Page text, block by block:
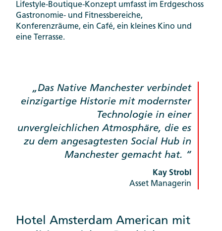
Lifestyle-Boutique-Konzept umfasst im Erdgeschoss
Gastronomie- und Fitnessbereiche,
Konferenzräume, ein Café, ein kleines Kino und
eine Terrasse.
Das Native Manchester verbindet
einzigartige Historie mit modernster
Technologie in einer
unvergleichlichen Atmosphäre, die es
zu dem angesagtesten Social Hub in
Manchester gemacht hat.
Kay Strobl
Asset Managerin
Hotel Amsterdam American mit